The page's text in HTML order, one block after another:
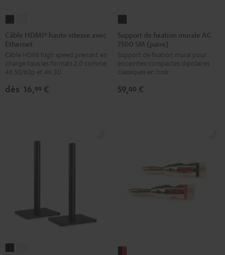
HDMI®
haute
vitesse
avec
Noir
HDMI®
haute
vitesse
avec
Blanc
Câble HDMI® haute vitesse avec
Ethernet
Câble HDMI high speed prenant en
charge tous les formats 2.0 comme
4K 50/60p et 4K 3D
dès 16,99 €
fixation
murale
AC
SM
Support de fixation murale AC
7500 SM (paire)
Support de fixation mural pour
enceintes compactes dipolaires
classiques en bois
59,00 €